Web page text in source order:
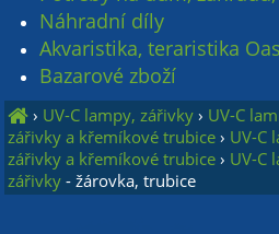
Náhradní díly
Akvaristika, teraristika
Bazarové zboží
› UV-C lampy, zářivky › UV-C
zářivky a křemíkové trubice › UV-C
zářivky a křemíkové trubice › UV-C
zářivky - žárovka, trubice